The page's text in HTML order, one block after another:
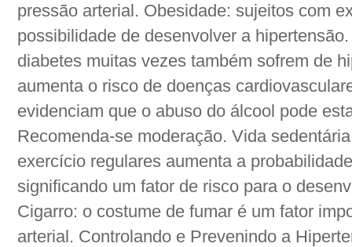
pressão arterial. Obesidade: sujeitos com
possibilidade de desenvolver a
diabetes muitas vezes também sofrem de
aumenta o risco de doenças
evidenciam que o abuso do álcool pode
Recomenda-se moderação. Vida
exercício regulares aumenta a
significando um fator de risco para o
Cigarro: o costume de fumar é um fator
arterial. Controlando e Prevenindo a